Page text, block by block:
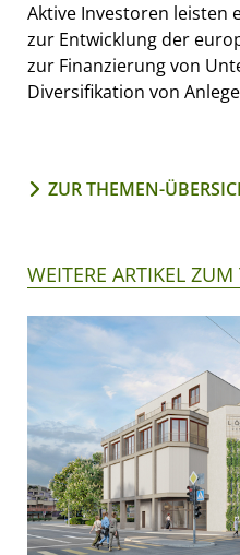
Aktive Investoren leisten
zur Entwicklung der
zur Finanzierung von
Diversifikation von
ZUR THEMEN-
WEITERE ARTIKEL